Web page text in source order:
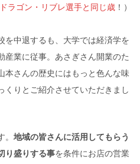
ラゴン・リブレ選手と同じ歳 ！）
を中退するも、大学では経済学を
業に従事。あさぎさん開業のた
本さんの歴史にはもっと色んな味
りとご紹介させていただきまし
地域の皆さんに活用してもらう
り盛りする事を条件にお店の営業